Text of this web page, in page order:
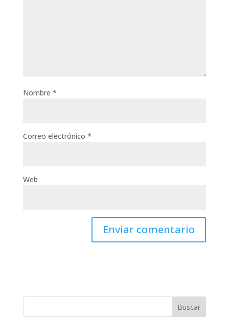
Nombre *
Correo electrónico *
Web